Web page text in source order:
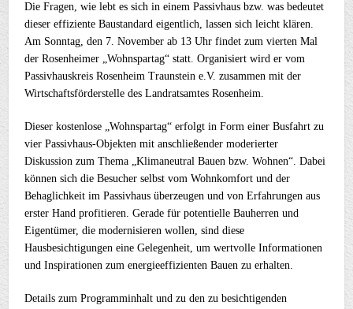
Die Fragen, wie lebt es sich in einem Passivhaus bzw. was bedeutet
dieser effiziente Baustandard eigentlich, lassen sich leicht klären.
Am Sonntag, den 7. November ab 13 Uhr findet zum vierten Mal
der Rosenheimer „Wohnspartag“ statt. Organisiert wird er vom
Passivhauskreis Rosenheim Traunstein e.V. zusammen mit der
Wirtschaftsförderstelle des Landratsamtes Rosenheim.
Dieser kostenlose „Wohnspartag“ erfolgt in Form einer Busfahrt zu
vier Passivhaus-Objekten mit anschließender moderierter
Diskussion zum Thema „Klimaneutral Bauen bzw. Wohnen“. Dabei
können sich die Besucher selbst vom Wohnkomfort und der
Behaglichkeit im Passivhaus überzeugen und von Erfahrungen aus
erster Hand profitieren. Gerade für potentielle Bauherren und
Eigentümer, die modernisieren wollen, sind diese
Hausbesichtigungen eine Gelegenheit, um wertvolle Informationen
und Inspirationen zum energieeffizienten Bauen zu erhalten.
Details zum Programminhalt und zu den zu besichtigenden